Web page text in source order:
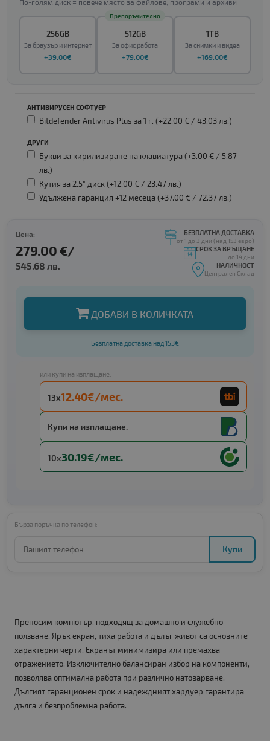
По-голям диск = повече място за файлове, програми и архиви
256GB
За браузър и интернет
+39.00€
512GB
За офис работа
+79.00€
Препоръчително
1TB
За снимки и видеа
+169.00€
АНТИВИРУСЕН СОФТУЕР
Bitdefender Antivirus Plus за 1 г. (+22.00 € / 43.03 лв.)
ДРУГИ
Букви за кирилизиране на клавиатура (+3.00 € / 5.87
лв.)
Кутия за 2.5" диск (+12.00 € / 23.47 лв.)
Удължена гаранция +12 месеца (+37.00 € / 72.37 лв.)
Цена:
279.00 €/
545.68 лв.
БЕЗПЛАТНА ДОСТАВКА
от 1 до 3 дни (над 153 евро)
СРОК ЗА ВРЪЩАНЕ
до 14 дни
НАЛИЧНОСТ
Централен Склад
ДОБАВИ В КОЛИЧКАТА
Безплатна доставка над 153€
или купи на изплащане:
13x12.40€/мес.
Купи на изплащане.
10x30.19€/мес.
Бърза поръчка по телефон:
Купи
Преносим компютър, подходящ за домашно и служебно
ползване. Ярък екран, тиха работа и дълъг живот са основните
характерни черти. Екранът минимизира или премахва
отражението. Изключително балансиран избор на компоненти,
позволява оптимална работа при различно натоварване.
Дългият гаранционен срок и надеждният хардуер гарантира
дълга и безпроблемна работа.